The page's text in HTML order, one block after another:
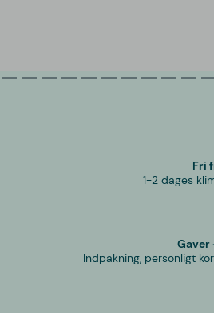
Fri
1-2 dages
Gaver
Indpakning, personligt